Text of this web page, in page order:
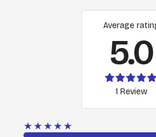
Average
5.0
1 Review
★★★★★